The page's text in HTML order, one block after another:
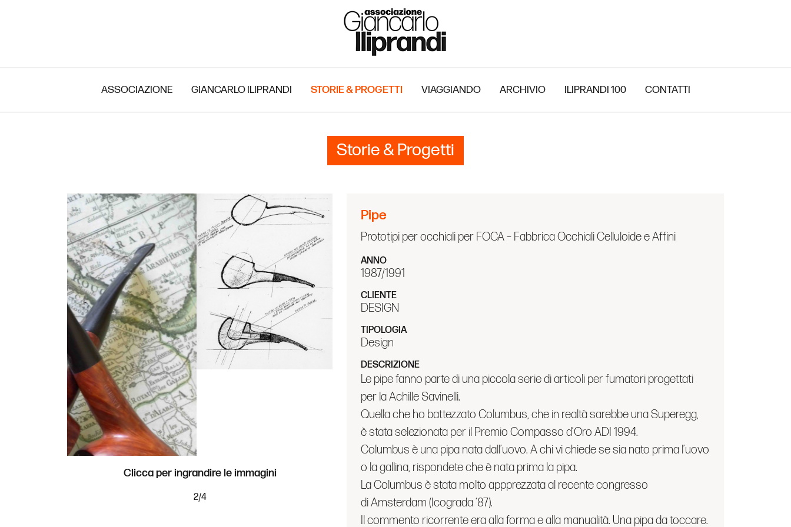
ASSOCIAZIONE GIANCARLO ILIPRANDI STORIE & PROGETTI VIAGGIANDO ARCHIVIO ILIPRANDI 100 CONTATTI
Storie & Progetti
Clicca per ingrandire le immagini
2
Pipe
Prototipi per occhiali per FOCA – Fabbrica Occhiali Celluloide e Affini
ANNO
1987/1991
CLIENTE
DESIGN
TIPOLOGIA
Design
DESCRIZIONE
Le pipe fanno parte di una piccola serie di articoli per fumatori progettati
per la Achille Savinelli.
Quella che ho battezzato Columbus, che in realtà sarebbe una Superegg,
è stata selezionata per il Premio Compasso d’Oro ADI 1994.
Columbus è una pipa nata dall’uovo. A chi vi chiede se sia nato prima l’uovo
o la gallina, rispondete che è nata prima la pipa.
La Columbus è stata molto appprezzata al recente congresso
di Amsterdam (Icograda ‘87).
Il commento ricorrente era alla forma e alla manualità. Una pipa da toccare.